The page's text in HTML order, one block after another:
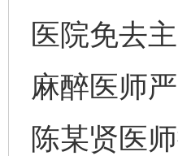
医院免去
麻醉医师
陈某贤医